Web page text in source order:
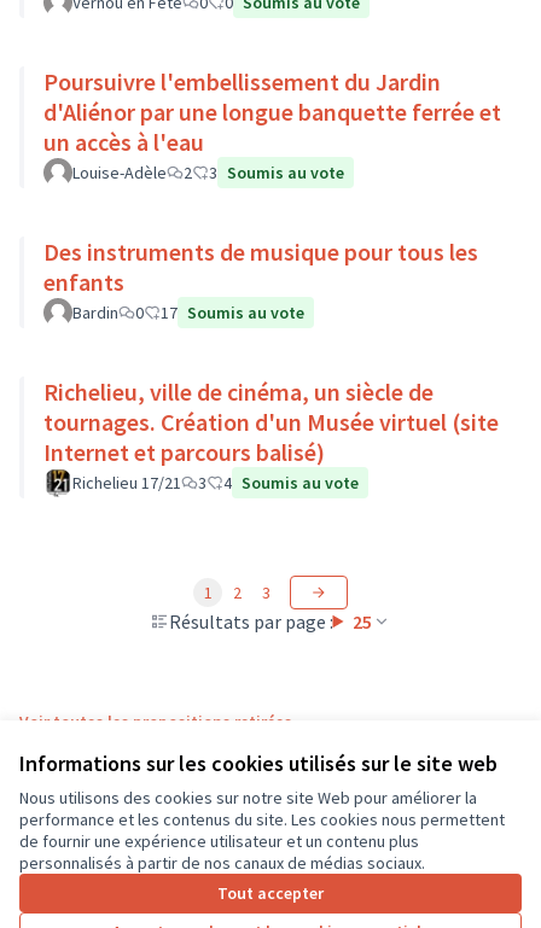
Informations sur les cookies utilisés sur le site web
Nous utilisons des cookies sur notre site Web pour améliorer la
performance et les contenus du site. Les cookies nous permettent
de fournir une expérience utilisateur et un contenu plus
personnalisés à partir de nos canaux de médias sociaux.
Tout accepter
Poursuivre l'embellissement du Jardin
d'Aliénor par une longue banquette ferrée et
un accès à l'eau
Louise-Adèle 2 3 Soumis au vote
Des instruments de musique pour tous les
enfants
Bardin 0 17 Soumis au vote
Richelieu, ville de cinéma, un siècle de
tournages. Création d'un Musée virtuel (site
Internet et parcours balisé)
Richelieu 17/21 3 4 Soumis au vote
Résultats par page : 25
1 2 3
Voir toutes les propositions retirées
Conditions d'utilisation
Paramètres des cookies
CD37 sur X
(Lien externe)
CD37 sur Facebook
CD37 sur Instagram
CD37 sur YouTube
(Lien externe)